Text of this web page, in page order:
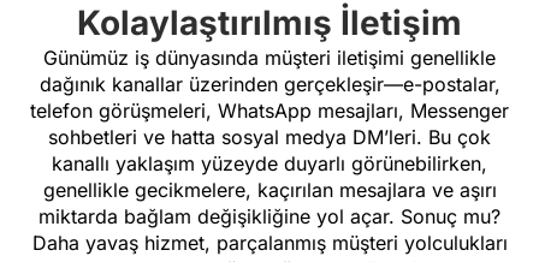
Kolaylaştırılmış İletişim
Günümüz iş dünyasında müşteri iletişimi genellikle
dağınık kanallar üzerinden gerçekleşir—e-postalar,
telefon görüşmeleri, WhatsApp mesajları, Messenger
sohbetleri ve hatta sosyal medya DM’leri. Bu çok
kanallı yaklaşım yüzeyde duyarlı görünebilirken,
genellikle gecikmelere, kaçırılan mesajlara ve aşırı
miktarda bağlam değişikliğine yol açar. Sonuç mu?
Daha yavaş hizmet, parçalanmış müşteri yolculukları